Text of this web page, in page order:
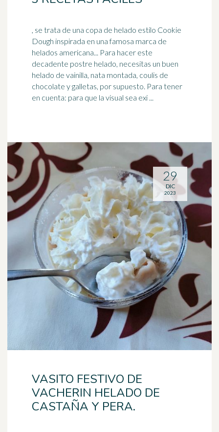
, se trata de una copa de helado estilo Cookie
Dough inspirada en una famosa marca de
helados americana... Para hacer este
decadente postre helado, necesitas un buen
helado de vainilla, nata montada, coulis de
chocolate y galletas, por supuesto. Para tener
en cuenta: para que la visual sea exi ...
VASITO FESTIVO DE
VACHERIN HELADO DE
CASTAÑA Y PERA.
29
DIC
2023